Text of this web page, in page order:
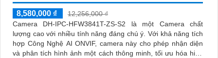
8,580,000 ₫
12,256,000 ₫
Camera DH-IPC-HFW3841T-ZS-S2 là một Camera chất
lượng cao với nhiều tính năng đáng chú ý. Với khả năng tích
hợp Công Nghệ AI ONVIF, camera này cho phép nhận diện
và phân tích hình ảnh một cách thông minh, tối ưu hóa hiệu